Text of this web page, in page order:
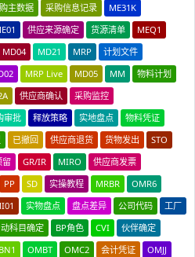
主数据 采购信息记录
ME31K
供应来源确定 货源清单
MEQ1
MD04 MD21 MRP
计划文件
MRP Live MD05 MM
物料计划
供应商确认
采购监控
审批 释放策略 实地盘点
物料凭证
已撤回 供应商退货 货物发出
STO
留 GR/IR MIRO
供应商发票
PP SD 实操教程 MRBR
OMR6
实物盘点 盘点差异 公司代码
工厂
科目确定 BP角色 CVI
伙伴确定
OMBT OMC2 会计凭证
OMJJ